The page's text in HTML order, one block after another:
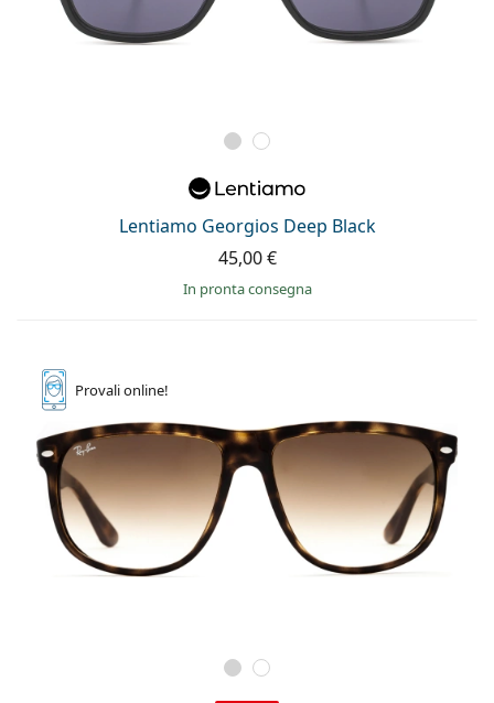
Lentiamo Georgios Deep Black
45,00 €
in pronta consegna
Provalionline!